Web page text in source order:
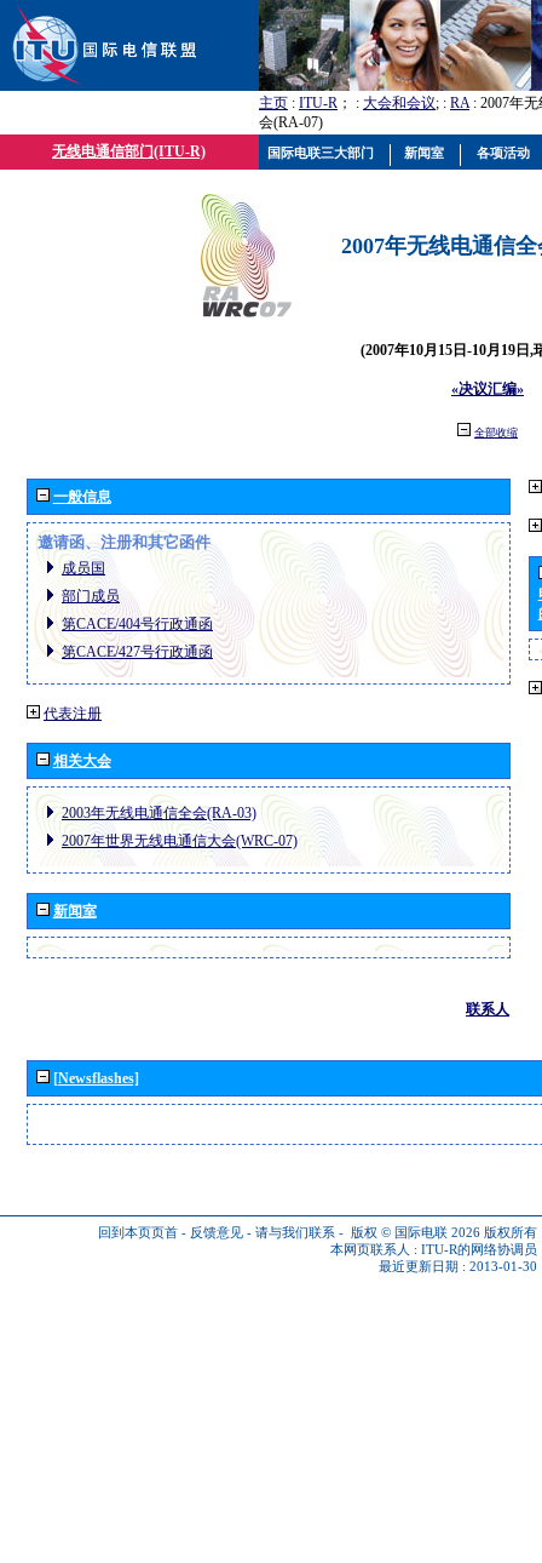
主页 : ITU-R ； : 大会和会议; : RA: 2007年
会(RA-07)
无线电通信部门(ITU-R)
2007年无线电通信
(2007年10月15日-10月19日,
«决议汇编»
全部收缩
一般信息
邀请函、注册和其它函件
成员国
部门成员
第CACE/404号行政通函
第CACE/427号行政通函
代表注册
相关大会
2003年无线电通信全会(RA-03)
2007年世界无线电通信大会(WRC-07)
新闻室
联系人
[Newsflashes]
回到本页页首 - 反馈意见 - 请与我们联系 - 版权 © 国际电联 2026 版权所有
本网页联系人 : ITU-R的网络协调员
最近更新日期 : 2013-01-30
国际电联三大部门 新闻室 各项活动